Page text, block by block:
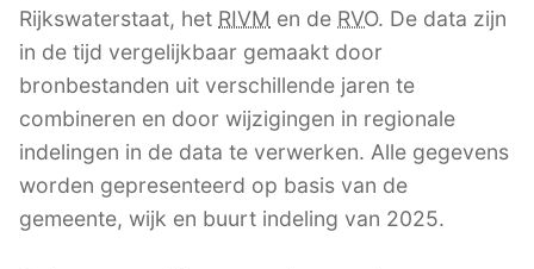
Rijkswaterstaat, het RIVM en de RVO. De data zijn
in de tijd vergelijkbaar gemaakt door
bronbestanden uit verschillende jaren te
combineren en door wijzigingen in regionale
indelingen in de data te verwerken. Alle gegevens
worden gepresenteerd op basis van de
gemeente, wijk en buurt indeling van 2025.